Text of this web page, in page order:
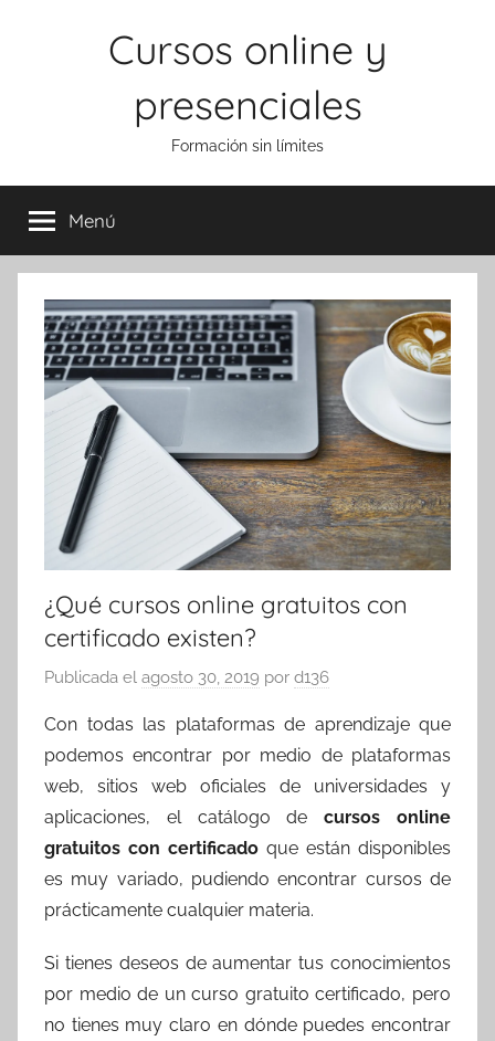
Cursos online y
presenciales
Formación sin límites
Menú
¿Qué cursos online gratuitos con
certificado existen?
Publicada el agosto 30, 2019 por d136
Con todas las plataformas de aprendizaje que
podemos encontrar por medio de plataformas
web, sitios web oficiales de universidades y
aplicaciones, el catálogo decursos online
gratuitos con certificado que están disponibles
es muy variado, pudiendo encontrar cursos de
prácticamente cualquier materia.
Si tienes deseos de aumentar tus conocimientos
por medio de un curso gratuito certificado, pero
no tienes muy claro en dónde puedes encontrar